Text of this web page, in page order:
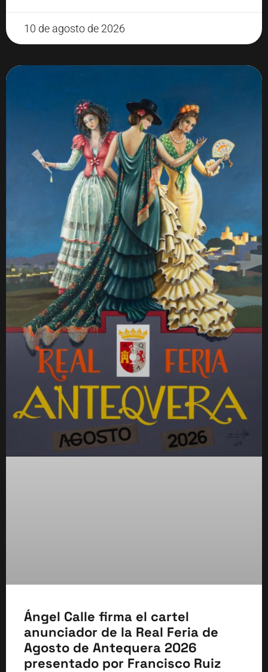
10 de agosto de 2026
Ángel Calle firma el cartel
anunciador de la Real Feria de
Agosto de Antequera 2026
presentado por Francisco Ruiz